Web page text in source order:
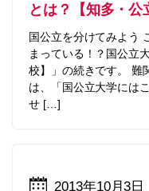
とは？【知多・公
国公立を分けてみよう
まっている！？国公立
校】」の続きです。 難
は、「国公立大学には
せ […]
2013年10月3日